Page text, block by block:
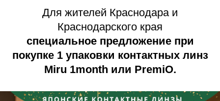
Для жителей Краснодара и
Краснодарского края
специальное предложение при
покупке 1 упаковки контактных линз
Miru 1month или PremiO.